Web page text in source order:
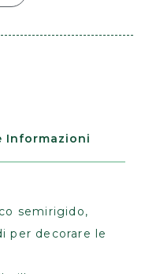
Informazioni
semirigido,
per decorare le